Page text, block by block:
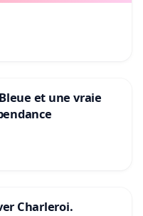
et une vraie
Charleroi.